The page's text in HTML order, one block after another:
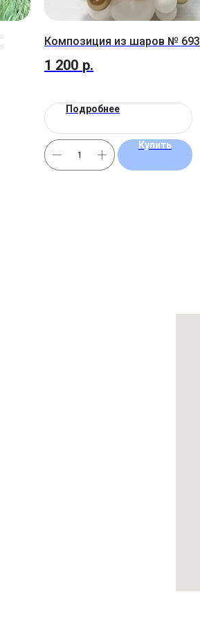
Композиция из шаров № 693
1 200 р.
Подробнее
Купить